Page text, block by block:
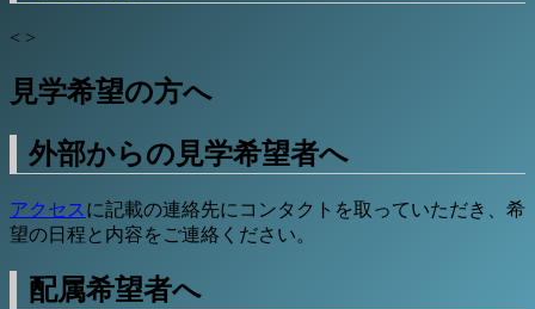
< >
見学希望の方へ
外部からの見学希望者へ
アクセス に記載の連絡先にコンタクトを取っていただき、希
望の日程と内容をご連絡ください。
配属希望者へ